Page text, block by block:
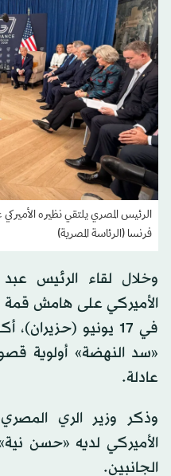
الرئيس المصري يلتقي نظيره
فرنسا (الرئاسة المصرية)
وخلال لقاء الرئيس
الأميركي على هامش
في 17 يونيو
«سد النهضة» أولوية
عادلة.
وذكر وزير الري
الأميركي لديه «حسن
الجانبين.